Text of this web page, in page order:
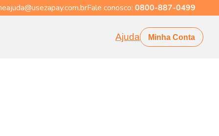
Fale conosco: 0800-887-0499
Ajuda Minha Conta